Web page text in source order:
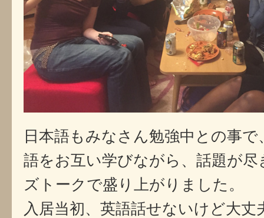
日本語もみなさん勉強中との事で
語をお互い学びながら、話題が
ズトークで盛り上がりました。
入居当初、英語話せないけど大丈